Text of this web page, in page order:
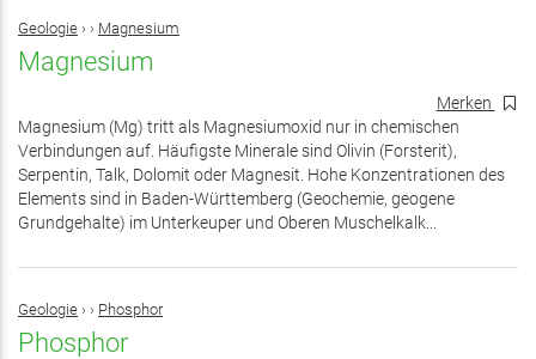
Geologie › › Magnesium
Magnesium
Merken
Magnesium (Mg) tritt als Magnesiumoxid nur in chemischen
Verbindungen auf. Häufigste Minerale sind Olivin (Forsterit),
Serpentin, Talk, Dolomit oder Magnesit. Hohe Konzentrationen des
Elements sind in Baden-Württemberg (Geochemie, geogene
Grundgehalte) im Unterkeuper und Oberen Muschelkalk...
Geologie › › Phosphor
Phosphor